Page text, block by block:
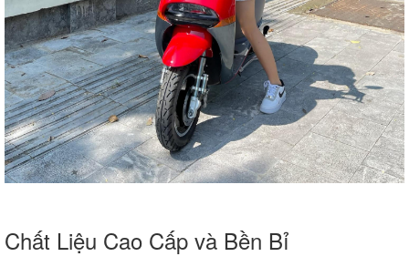
Chất Liệu Cao Cấp và Bền Bỉ